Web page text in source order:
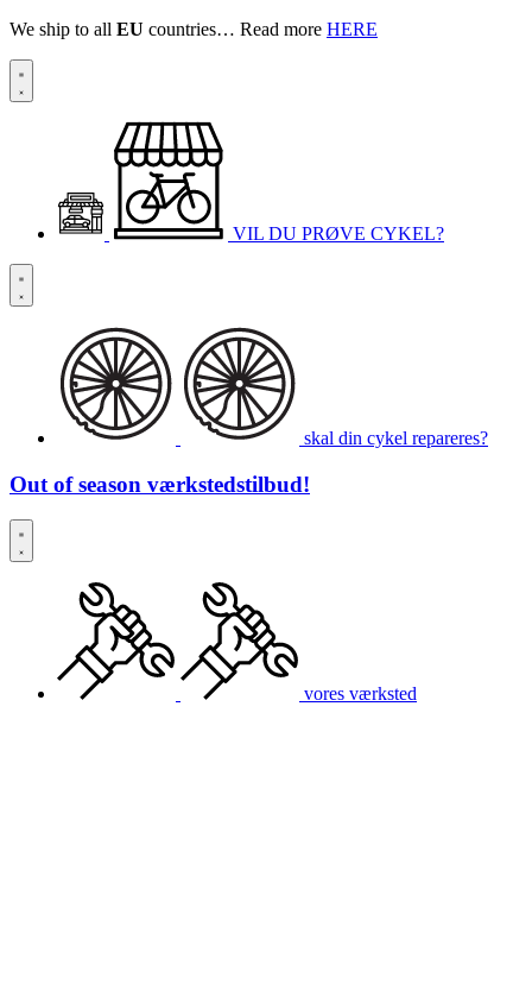
We ship to all EU countries… Read more HERE
VIL DU PRØVE CYKEL?
skal din cykel repareres?
Out of season værkstedstilbud!
vores værksted